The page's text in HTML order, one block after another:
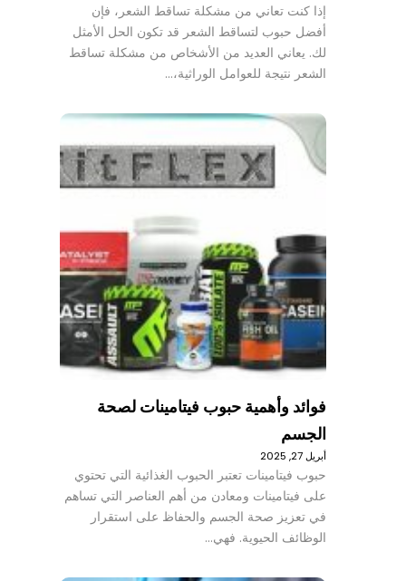
إذا كنت تعاني من مشكلة تساقط الشعر، فإن
أفضل حبوب لتساقط الشعر قد تكون الحل الأمثل
لك. يعاني العديد من الأشخاص من مشكلة تساقط
الشعر نتيجة للعوامل الوراثية،…
فوائد وأهمية حبوب فيتامينات لصحة
الجسم
أبريل 27, 2025
حبوب فيتامينات تعتبر الحبوب الغذائية التي تحتوي
على فيتامينات ومعادن من أهم العناصر التي تساهم
في تعزيز صحة الجسم والحفاظ على استقرار
الوظائف الحيوية. فهي…